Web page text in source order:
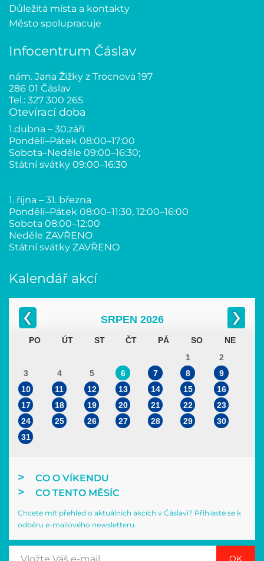
Důležitá místa a kontakty
Město spolupracuje
Infocentrum Čáslav
nám. Jana Žižky z Trocnova 197
286 01 Čáslav
Tel.: 327 300 265
Otevírací doba
1.dubna – 30.září
Pondělí–Pátek 08:00–17:00
Sobota–Neděle 09:00–16:30;
Státní svátky 09:00–16:30
1. října – 31. března
Pondělí–Pátek 08:00–11:30, 12:00–16:00
Sobota 08:00–12:00
Neděle ZAVŘENO
Státní svátky ZAVŘENO
Kalendář akcí
SRPEN 2026
PO ÚT ST ČT PÁ SO
NE
1
2
3
4 5 6 7 8
9
10
11 12 13 14 15
16
17
18 19 20 21 22
23
24
25 26 27 28 29
30
31
CO O VÍKENDU
CO TENTO MĚSÍC
Chcete mít přehled o aktuálních akcích v Čáslavi? Přihlaste se k
odběru e-mailového newsletteru.
OK